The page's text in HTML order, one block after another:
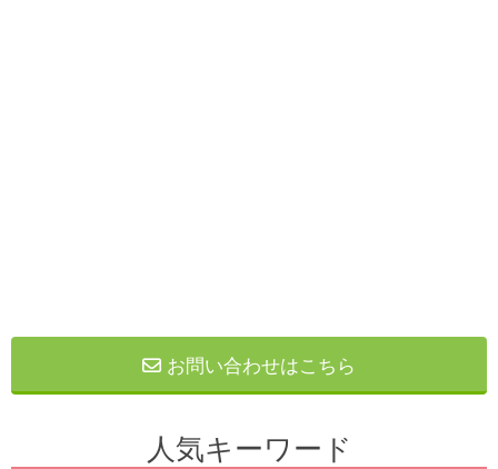
お問い合わせはこちら
人気キーワード